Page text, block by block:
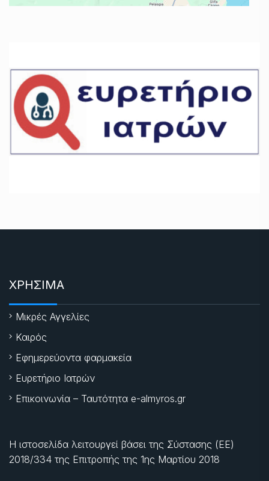
ΧΡΗΣΙΜΑ
Μικρές Αγγελίες
Καιρός
Εφημερεύοντα φαρμακεία
Ευρετήριο Ιατρών
Επικοινωνία – Ταυτότητα e-almyros.gr
Η ιστοσελίδα λειτουργεί βάσει της Σύστασης (ΕΕ)
2018/334 της Επιτροπής της 1ης Μαρτίου 2018